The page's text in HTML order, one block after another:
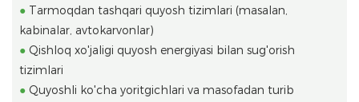
● Tarmoqdan tashqari quyosh tizimlari (masalan,
kabinalar, avtokarvonlar)
● Qishloq xo'jaligi quyosh energiyasi bilan sug'orish
tizimlari
● Quyoshli ko'cha yoritgichlari va masofadan turib